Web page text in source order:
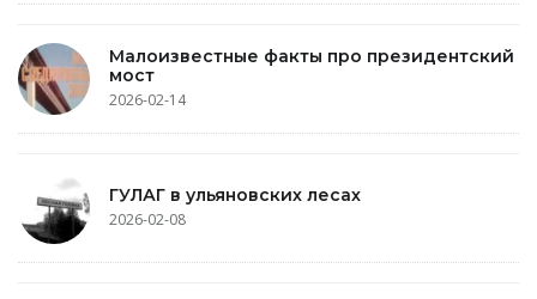
Малоизвестные факты про президентский
мост
2026-02-14
ГУЛАГ в ульяновских лесах
2026-02-08